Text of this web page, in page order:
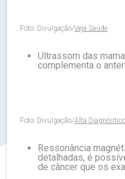
Foto: Divulgação/Veja Saúde
Ultrassom das
complementa o
Foto: Divulgação/Alta
Ressonância
detalhadas, é
de câncer que os